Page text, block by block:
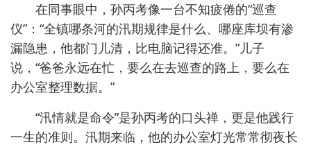
在同事眼中，孙丙考像一台不知疲倦的“巡查
仪”：“全镇哪条河的汛期规律是什么、哪座库坝有渗
漏隐患，他都门儿清，比电脑记得还准。”儿子
说，“爸爸永远在忙，要么在去巡查的路上，要么在
办公室整理数据。”
“汛情就是命令”是孙丙考的口头禅，更是他践行
一生的准则。汛期来临，他的办公室灯光常常彻夜长